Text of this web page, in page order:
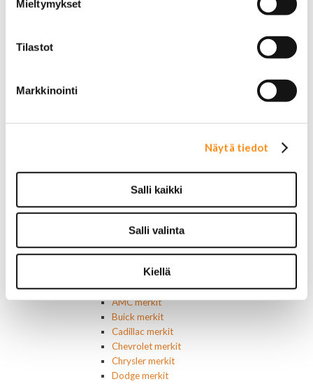
Mieltymykset
Tilastot
Markkinointi
Näytä tiedot
Salli kaikki
Salli valinta
Kiellä
Jarruvalokytkimet
Lasinnostimen kytkimet
Lämmityslaitteen osat
Muut kytkimet ja sähköosat
Ovivalokykimet
Releet ja sulakkeet
Tarrat, tunnukset, logot, merkit
Alkuperäiset tarrat ja teipit
Käytetyt alkuperäismerkit
AMC merkit
Buick merkit
Cadillac merkit
Chevrolet merkit
Chrysler merkit
Dodge merkit